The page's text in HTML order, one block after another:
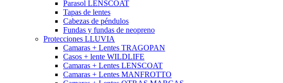
Parasol LENSCOAT
Tapas de lentes
Cabezas de péndulos
Fundas y fundas de neopreno
Protecciones LLUVIA
Camaras + Lentes TRAGOPAN
Casos + lente WILDLIFE
Camaras + Lentes LENSCOAT
Camaras + Lentes MANFROTTO